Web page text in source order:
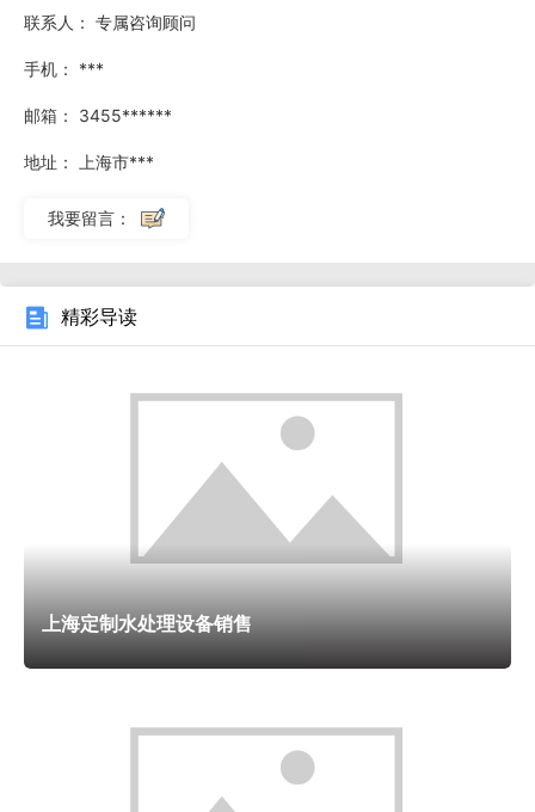
理单元主要用于去除污水中的大颗粒物质和固体悬浮物，如沙
子、泥土和纤维等。这一步骤可以通过物理方法，如格栅和沉
砂池，将这些杂质分离出来，从而减少对后续处理单元的负
它利用微生物的作用，将污水中的有机物质进行降解和转化，
从而达到去除污染物的目的。常见的生化处理工艺包括曝气生
有机物质和氮、磷等营养物质，使污水得到有效处理。
在生产过程中，工业水处理设备生产厂家注重质量控制和
生产效率。他们采用先进的生产设备和工艺，严格执行
ISO9001质量管理体系，确保产品的稳定性和可靠性。同时，
他们还注重环境保护，采用节能环保的生产工艺，减少对环境
的影响。 工业水处理设备生产厂家还提供售后服务，包括设
备安装调试、运行维护、技术培训等。他们建立了完善的售后
服务体系，为客户提供的支持和帮助。 总之，工业水处理设
备生产厂家在工业生产中扮演着重要的角色。他们通过不断的
境贸易有限公司致力于提供水处理设备 ，有需要可以联系我
联系人： 专属咨询顾问
手机： ***
邮箱： 3455******
地址： 上海市***
我要留言：
精彩导读
上海定制水处理设备销售